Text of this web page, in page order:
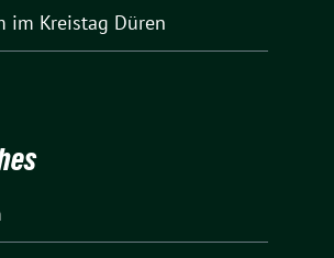
im Kreistag Düren